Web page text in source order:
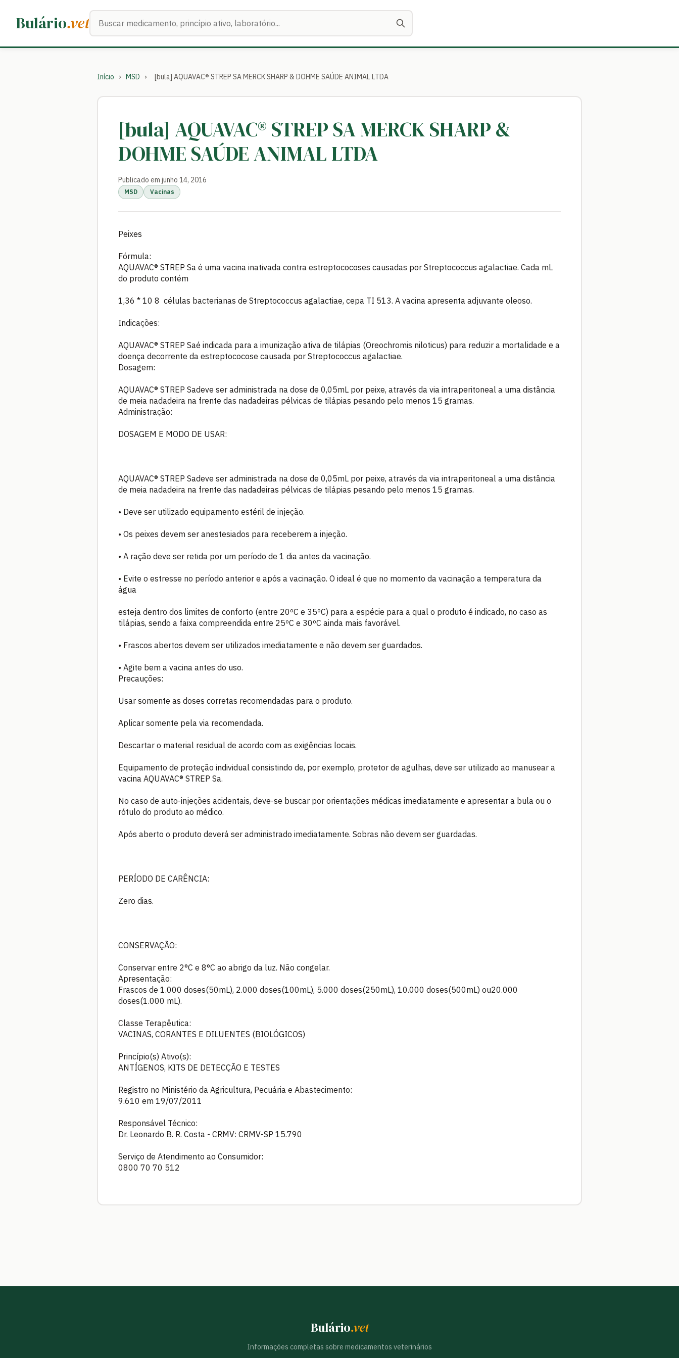
Bulário.vetBuscar medicamentos
Início › MSD › [bula] AQUAVAC® STREP SA MERCK SHARP & DOHME SAÚDE ANIMAL LTDA
[bula] AQUAVAC® STREP SA MERCK SHARP &
DOHME SAÚDE ANIMAL LTDA
Publicado em junho 14, 2016
MSD Vacinas
Peixes
Fórmula:
AQUAVAC® STREP Sa é uma vacina inativada contra estreptococoses causadas por Streptococcus agalactiae. Cada mL
do produto contém
1,36 * 10 8 células bacterianas de Streptococcus agalactiae, cepa TI 513. A vacina apresenta adjuvante oleoso.
Indicações:
AQUAVAC® STREP Saé indicada para a imunização ativa de tilápias (Oreochromis niloticus) para reduzir a mortalidade e a
doença decorrente da estreptococose causada por Streptococcus agalactiae.
Dosagem:
AQUAVAC® STREP Sadeve ser administrada na dose de 0,05mL por peixe, através da via intraperitoneal a uma distância
de meia nadadeira na frente das nadadeiras pélvicas de tilápias pesando pelo menos 15 gramas.
Administração:
DOSAGEM E MODO DE USAR:
AQUAVAC® STREP Sadeve ser administrada na dose de 0,05mL por peixe, através da via intraperitoneal a uma distância
de meia nadadeira na frente das nadadeiras pélvicas de tilápias pesando pelo menos 15 gramas.
• Deve ser utilizado equipamento estéril de injeção.
• Os peixes devem ser anestesiados para receberem a injeção.
• A ração deve ser retida por um período de 1 dia antes da vacinação.
• Evite o estresse no período anterior e após a vacinação. O ideal é que no momento da vacinação a temperatura da
água
esteja dentro dos limites de conforto (entre 20ºC e 35ºC) para a espécie para a qual o produto é indicado, no caso as
tilápias, sendo a faixa compreendida entre 25ºC e 30ºC ainda mais favorável.
• Frascos abertos devem ser utilizados imediatamente e não devem ser guardados.
• Agite bem a vacina antes do uso.
Precauções:
Usar somente as doses corretas recomendadas para o produto.
Aplicar somente pela via recomendada.
Descartar o material residual de acordo com as exigências locais.
Equipamento de proteção individual consistindo de, por exemplo, protetor de agulhas, deve ser utilizado ao manusear a
vacina AQUAVAC® STREP Sa.
No caso de auto-injeções acidentais, deve-se buscar por orientações médicas imediatamente e apresentar a bula ou o
rótulo do produto ao médico.
Após aberto o produto deverá ser administrado imediatamente. Sobras não devem ser guardadas.
PERÍODO DE CARÊNCIA:
Zero dias.
CONSERVAÇÃO:
Conservar entre 2°C e 8°C ao abrigo da luz. Não congelar.
Apresentação:
Frascos de 1.000 doses(50mL), 2.000 doses(100mL), 5.000 doses(250mL), 10.000 doses(500mL) ou20.000
doses(1.000 mL).
Classe Terapêutica:
VACINAS, CORANTES E DILUENTES (BIOLÓGICOS)
Princípio(s) Ativo(s):
ANTÍGENOS, KITS DE DETECÇÃO E TESTES
Registro no Ministério da Agricultura, Pecuária e Abastecimento:
9.610 em 19/07/2011
Responsável Técnico:
Dr. Leonardo B. R. Costa - CRMV: CRMV-SP 15.790
Serviço de Atendimento ao Consumidor:
0800 70 70 512
Bulário.vet
Informações completas sobre medicamentos veterinários